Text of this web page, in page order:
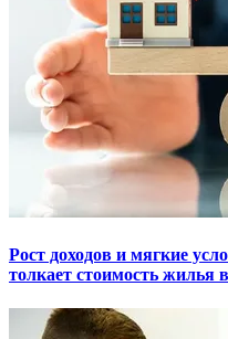
Рост доходов и мягкие
толкает стоимость жилья